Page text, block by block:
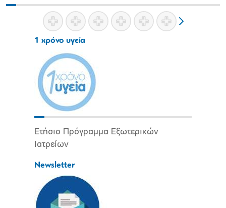
1 χρόνο υγεία
Ετήσιο Πρόγραμμα Εξωτερικών
Ιατρείων
Newsletter